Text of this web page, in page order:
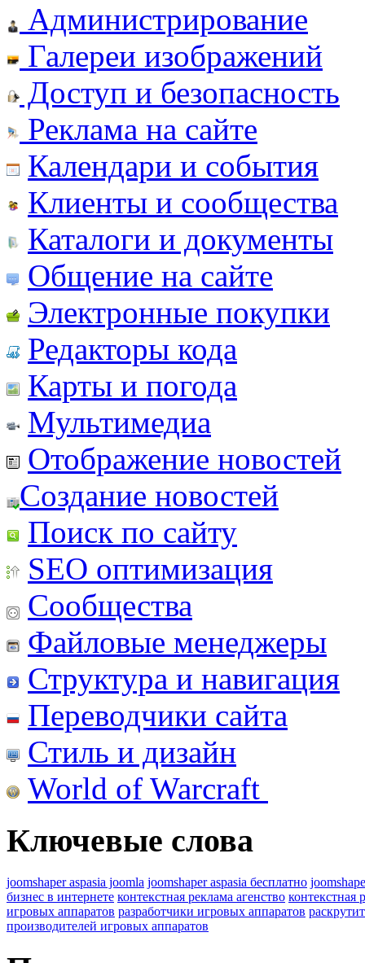
Администрирование
Галереи изображений
Доступ и безопасность
Реклама на сайте
Календари и события
Клиенты и сообщества
Каталоги и документы
Общение на сайте
Электронные покупки
Редакторы кода
Карты и погода
Мультимедиа
Отображение новостей
Создание новостей
Поиск по сайту
SEO оптимизация
Сообщества
Файловые менеджеры
Структура и навигация
Переводчики сайта
Стиль и дизайн
World of Warcraft
Ключевые слова
joomshaper aspasia joomla joomshaper aspasia бесплатно
бизнес в интернете контекстная реклама агенство контекстная
игровых аппаратов разработчики игровых аппаратов
производителей игровых аппаратов